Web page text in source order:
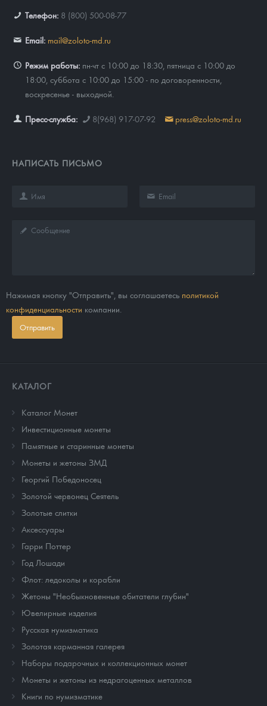
Телефон: 8 (800) 500-08-77
Email: mail@zoloto-md.ru
Режим работы: пн-чт с 10:00 до 18:30, пятница с 10:00 до
18:00, суббота с 10:00 до 15:00 - по договоренности,
воскресенье - выходной.
Пресс-служба: 8(968) 917-07-92 press@zoloto-md.ru
НАПИСАТЬ ПИСЬМО
Нажимая кнопку "Отправить", вы соглашаетесь политикой
конфиденциальности компании.
Отправить
КАТАЛОГ
Каталог Монет
Инвестиционные монеты
Памятные и старинные монеты
Монеты и жетоны ЗМД
Георгий Победоносец
Золотой червонец Сеятель
Золотые слитки
Аксессуары
Гарри Поттер
Год Лошади
Флот: ледоколы и корабли
Жетоны "Необыкновенные обитатели глубин"
Ювелирные изделия
Русская нумизматика
Золотая карманная галерея
Наборы подарочных и коллекционных монет
Монеты и жетоны из недрагоценных металлов
Книги по нумизматике